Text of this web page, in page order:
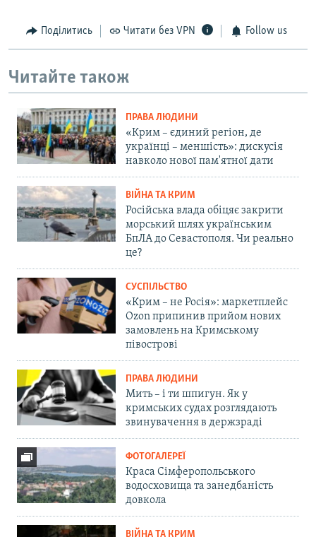
Поділитись Читати без VPN Follow us
Читайте також
ПРАВА ЛЮДИНИ
«Крим – єдиний регіон, де
українці – меншість»: дискусія
навколо нової пам'ятної дати
ВІЙНА ТА КРИМ
Російська влада обіцяє закрити
морський шлях українським
БпЛА до Севастополя. Чи реально
це?
СУСПІЛЬСТВО
«Крим – не Росія»: маркетплейс
Ozon припинив прийом нових
замовлень на Кримському
півострові
ПРАВА ЛЮДИНИ
Мить – і ти шпигун. Як у
кримських судах розглядають
звинувачення в держзраді
ФОТОГАЛЕРЕЇ
Краса Сімферопольського
водосховища та занедбаність
довкола
ВІЙНА ТА КРИМ